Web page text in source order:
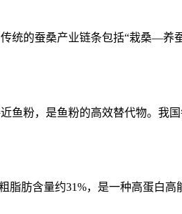
传统的蚕桑产业链条包括“栽桑—
鱼粉，是鱼粉的高效替代物。我
脂肪含量约31%，是一种高蛋白